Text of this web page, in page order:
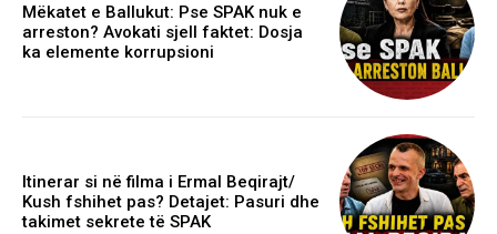
Mëkatet e Ballukut: Pse SPAK nuk e
arreston? Avokati sjell faktet: Dosja
ka elemente korrupsioni
Itinerar si në filma i Ermal Beqirajt/
Kush fshihet pas? Detajet: Pasuri dhe
takimet sekrete të SPAK